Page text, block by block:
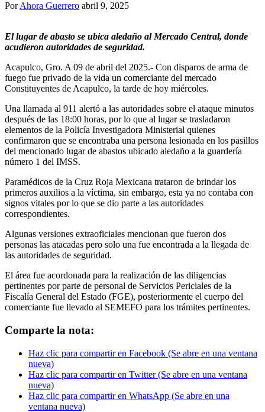
PorAhora Guerrero abril 9, 2025
El lugar de abasto se ubica aledaño al Mercado Central, donde
acudieron autoridades de seguridad.
Acapulco, Gro. A 09 de abril del 2025.- Con disparos de arma de
fuego fue privado de la vida un comerciante del mercado
Constituyentes de Acapulco, la tarde de hoy miércoles.
Una llamada al 911 alertó a las autoridades sobre el ataque minutos
después de las 18:00 horas, por lo que al lugar se trasladaron
elementos de la Policía Investigadora Ministerial quienes
confirmaron que se encontraba una persona lesionada en los pasillos
del mencionado lugar de abastos ubicado aledaño a la guardería
número 1 del IMSS.
Paramédicos de la Cruz Roja Mexicana trataron de brindar los
primeros auxilios a la víctima, sin embargo, esta ya no contaba con
signos vitales por lo que se dio parte a las autoridades
correspondientes.
Algunas versiones extraoficiales mencionan que fueron dos
personas las atacadas pero solo una fue encontrada a la llegada de
las autoridades de seguridad.
El área fue acordonada para la realización de las diligencias
pertinentes por parte de personal de Servicios Periciales de la
Fiscalía General del Estado (FGE), posteriormente el cuerpo del
comerciante fue llevado al SEMEFO para los trámites pertinentes.
Comparte la nota:
Haz clic para compartir en Facebook (Se abre en una ventana
nueva)
Haz clic para compartir en Twitter (Se abre en una ventana
nueva)
Haz clic para compartir en WhatsApp (Se abre en una
ventana nueva)